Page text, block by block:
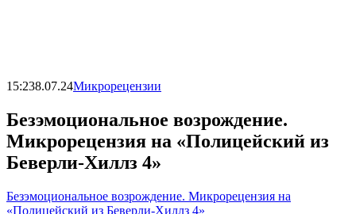
15:238.07.24Микрорецензии
Безэмоциональное возрождение.
Микрорецензия на «Полицейский из
Беверли-Хиллз 4»
Безэмоциональное возрождение. Микрорецензия на
«Полицейский из Беверли-Хиллз 4»